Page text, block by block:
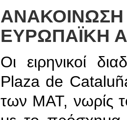
ΕΥΡΩΠΑΪΚΗ
Οι ειρηνικοί
Plaza de
των ΜΑΤ, νωρίς